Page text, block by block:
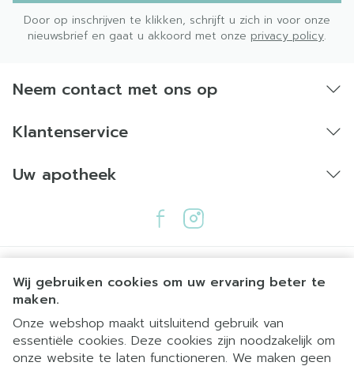
Wij gebruiken cookies om uw ervaring beter te
maken.
Onze webshop maakt uitsluitend gebruik van
essentiële cookies. Deze cookies zijn noodzakelijk om
onze website te laten functioneren. We maken geen
Door op inschrijven te klikken, schrijft u zich in voor onze
nieuwsbrief en gaat u akkoord met onze privacy policy.
Neem contact met ons op
Klantenservice
Uw apotheek
Juridische links